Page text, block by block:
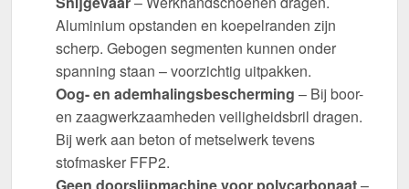
Aluminium opstanden en koepelranden zijn
scherp. Gebogen segmenten kunnen onder
spanning staan – voorzichtig uitpakken.
Oog- en ademhalingsbescherming – Bij boor-
en zaagwerkzaamheden veiligheidsbril dragen.
Bij werk aan beton of metselwerk tevens
stofmasker FFP2.